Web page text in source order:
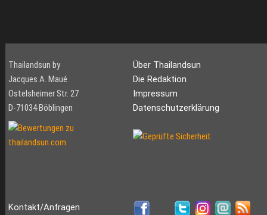
Thailandsun by
Jacques A. Maué
Ostelsheimer Str. 27
D-71034 Böblingen
Über Thailandsun
Die Redaktion
Impressum
Datenschutzerklärung
Kontakt/Anfragen